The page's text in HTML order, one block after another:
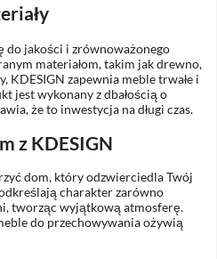
do jakości i zrównoważonego
materiałom, takim jak drewno,
KDESIGN zapewnia meble trwałe i
jest wykonany z dbałością o
że to inwestycja na długi czas.
z KDESIGN
dom, który odzwierciedla Twój
charakter zarówno
tworząc wyjątkową atmosferę.
do przechowywania ożywią